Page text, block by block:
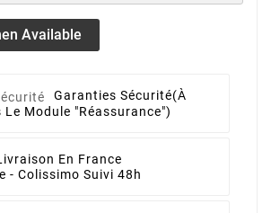
Available
Garanties Sécurité(à
Module "Réassurance")
En France
- Colissimo Suivi 48h